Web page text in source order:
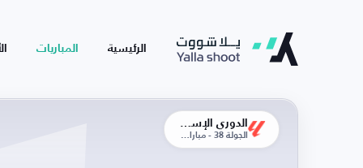
الرئيسية المباريات
الجولة 38 - مباراة الإياب